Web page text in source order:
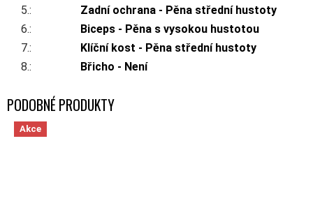
5.:
Zadní ochrana - Pěna střední hustoty
6.:
Biceps - Pěna s vysokou hustotou
7.:
Klíční kost - Pěna střední hustoty
8.: Břicho - Není
Akce